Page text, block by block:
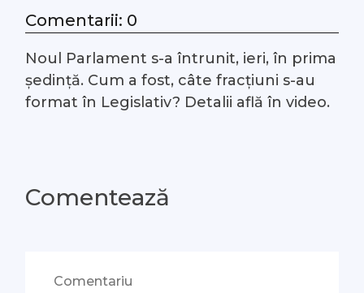
#Arhivă LIVE
Despre noi
Comentarii: 0
Noul Parlament s-a întrunit, ieri, în prima
ședință. Cum a fost, câte fracțiuni s-au
format în Legislativ? Detalii află în video.
Comentează